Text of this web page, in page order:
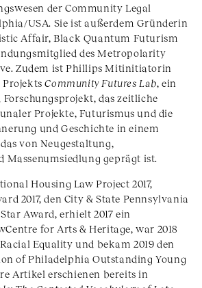
der Community Legal
USA. Sie ist außerdem Gründerin
Affair, Black Quantum Futurism
des Metropolarity
Zudem ist Phillips Mitinitiatorin
ProjektsCommunity Futures Lab, ein
Forschungsprojekt, das zeitliche
Projekte, Futurismus und die
und Geschichte in einem
von Neugestaltung,
geprägt ist.
Housing Law Project 2017,
2017, den City & State Pennsylvania
Award, erhielt 2017 ein
for Arts & Heritage, war 2018
Equality und bekam 2019 den
of Philadelphia Outstanding Young
Artikel erschienen bereits in